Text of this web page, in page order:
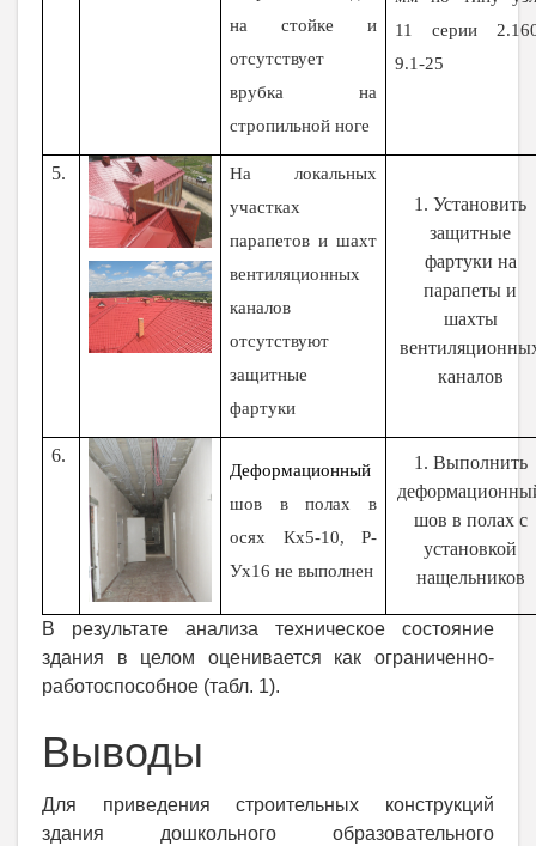
на стойке и
отсутствует
врубка на
стропильной ноге
11 серии
9.1-25
5.
На локальных
участках
парапетов и шахт
вентиляционных
каналов
отсутствуют
защитные
фартуки
1. Установить
защитные
фартуки на
парапеты и
шахты
каналов
6.
Деформационный
шов в полах в
осях Кх5-10, Р-
Ух16 не выполнен
1. Выполнить
шов в полах с
установкой
нащельников
В результате анализа техническое состояние
здания в целом оценивается как ограниченно-
работоспособное (табл. 1).
Выводы
Для приведения строительных конструкций
здания дошкольного образовательного